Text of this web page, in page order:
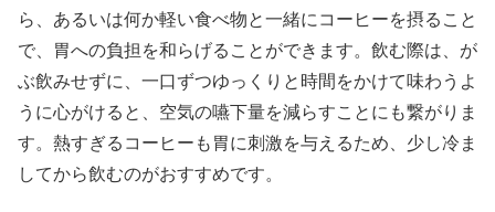
ら、あるいは何か軽い食べ物と一緒にコーヒーを摂ること
で、胃への負担を和らげることができます。飲む際は、が
ぶ飲みせずに、一口ずつゆっくりと時間をかけて味わうよ
うに心がけると、空気の嚥下量を減らすことにも繋がりま
す。熱すぎるコーヒーも胃に刺激を与えるため、少し冷ま
してから飲むのがおすすめです。